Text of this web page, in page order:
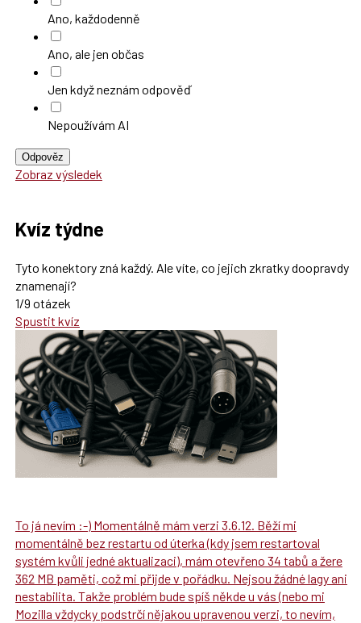
Ano, každodenně
Ano, ale jen občas
Jen když neznám odpověď
Nepoužívám AI
Odpověz
Zobraz výsledek
Kvíz týdne
Tyto konektory zná každý. Ale víte, co jejich zkratky doopravdy
znamenají?
1/9 otázek
Spustit kvíz
To já nevím :-) Momentálně mám verzi 3.6.12. Běží mi
momentálně bez restartu od úterka (kdy jsem restartoval
systém kvůli jedné aktualizaci), mám otevřeno 34 tabů a žere
362 MB paměti, což mi přijde v pořádku. Nejsou žádné lagy ani
nestabilita. Takže problém bude spíš někde u vás (nebo mi
Mozilla vždycky podstrčí nějakou upravenou verzi, to nevím,